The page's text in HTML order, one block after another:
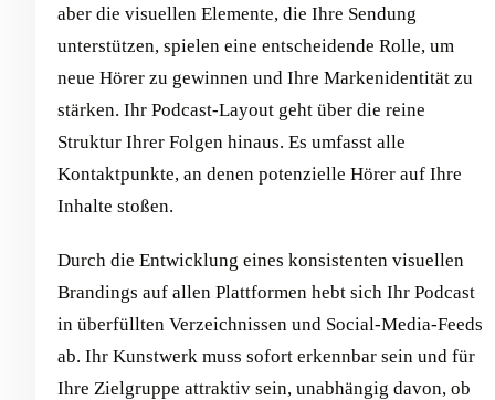
aber die visuellen Elemente, die Ihre Sendung
unterstützen, spielen eine entscheidende Rolle, um
neue Hörer zu gewinnen und Ihre Markenidentität zu
stärken. Ihr Podcast-Layout geht über die reine
Struktur Ihrer Folgen hinaus. Es umfasst alle
Kontaktpunkte, an denen potenzielle Hörer auf Ihre
Inhalte stoßen.
Durch die Entwicklung eines konsistenten visuellen
Brandings auf allen Plattformen hebt sich Ihr Podcast
in überfüllten Verzeichnissen und Social-Media-Feeds
ab. Ihr Kunstwerk muss sofort erkennbar sein und für
Ihre Zielgruppe attraktiv sein, unabhängig davon, ob